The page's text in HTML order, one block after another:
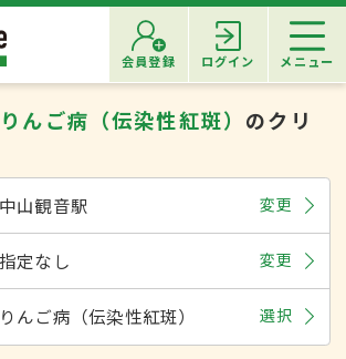
会員登録 ログイン メニュー
んご病（伝染性紅斑） のクリ
中山観音駅 変更
指定なし 変更
りんご病（伝染性紅斑） 選択